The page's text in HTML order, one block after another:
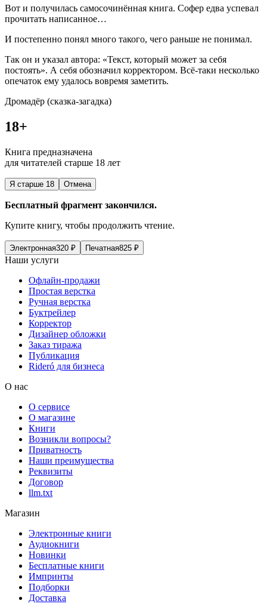
Вот и получилась самосочинённая книга. Софер едва успевал
прочитать написанное…
И постепенно понял много такого, чего раньше не понимал.
Так он и указал автора: «Текст, который может за себя
постоять». А себя обозначил корректором. Всё-таки несколько
опечаток ему удалось вовремя заметить.
Дромадёр (сказка-загадка)
18+
Книга предназначена
для читателей старше 18 лет
Я старше 18 Отмена
Бесплатный фрагмент закончился.
Купите книгу, чтобы продолжить чтение.
Электронная320 ₽ Печатная825 ₽
Наши услуги
Офлайн-продажи
Простая верстка
Ручная верстка
Буктрейлер
Корректор
Дизайнер обложки
Заказ тиража
Публикация
Rideró для бизнеса
О нас
О сервисе
О магазине
Книги
Возникли вопросы?
Приватность
Наши преимущества
Реквизиты
Договор
llm.txt
Магазин
Электронные книги
Аудиокниги
Новинки
Бесплатные книги
Импринты
Подборки
Доставка